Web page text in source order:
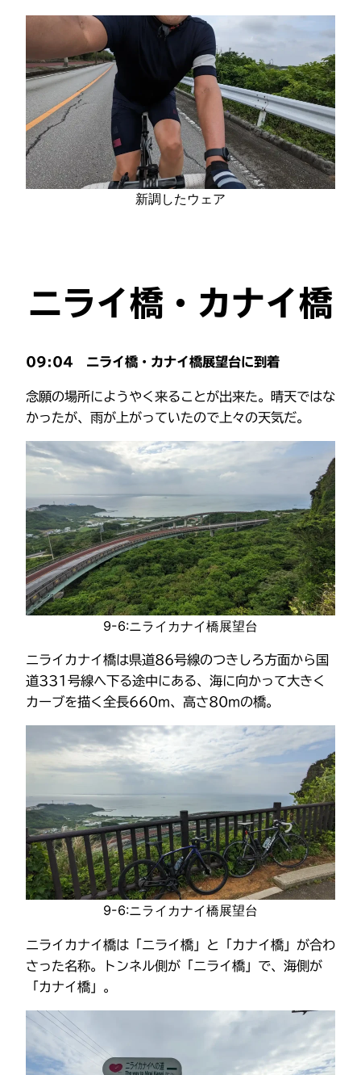
新調したウェア
ニライ橋・カナイ橋
09:04 ニライ橋・カナイ橋展望台に到着
念願の場所にようやく来ることが出来た。晴天ではな
かったが、雨が上がっていたので上々の天気だ。
9-6:ニライカナイ橋展望台
ニライカナイ橋は県道86号線のつきしろ方面から国
道331号線へ下る途中にある、海に向かって大きく
カーブを描く全長660m、高さ80mの橋。
9-6:ニライカナイ橋展望台
ニライカナイ橋は「ニライ橋」と「カナイ橋」が合わ
さった名称。トンネル側が「ニライ橋」で、海側が
「カナイ橋」。